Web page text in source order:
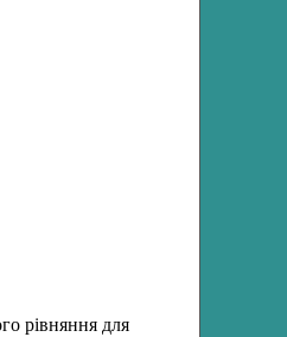
рівняння для